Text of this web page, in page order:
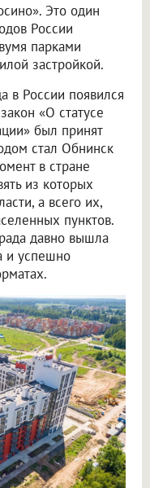
Это один
России
парками
застройкой.
в России появился
«О статусе
был принят
стал Обнинск
в стране
из которых
а всего их,
пунктов.
давно вышла
и успешно